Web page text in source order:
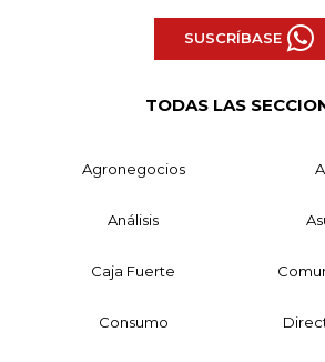
SUSCRÍBASE
TODAS LAS
Agronegocios
Análisis
Caja Fuerte
Consumo